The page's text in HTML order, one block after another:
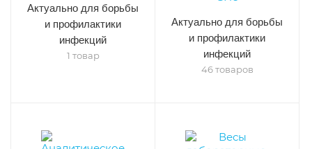
Актуально для борьбы
и профилактики
инфекций
1 товар
Актуально для борьбы
и профилактики
инфекций
46 товаров